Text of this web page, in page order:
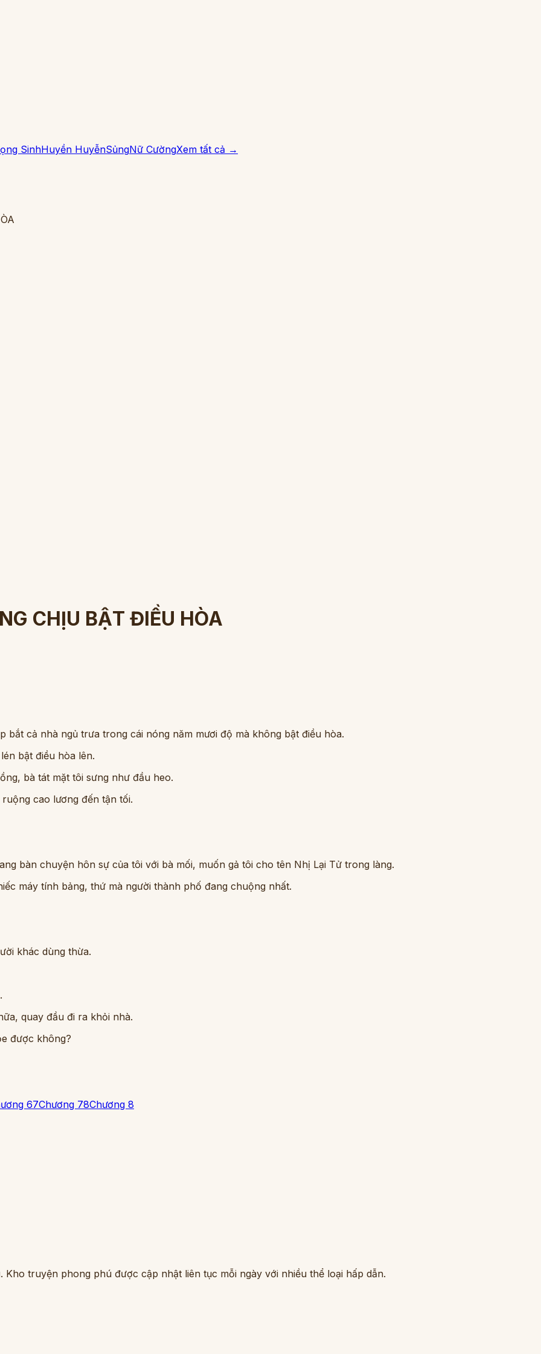
SinhHuyền HuyễnSủngNữ CườngXem tất cả →
CHỊU BẬT ĐIỀU HÒA
bắt cả nhà ngủ trưa trong cái nóng năm mươi độ mà không bật điều hòa.
bật điều hòa lên.
bà tát mặt tôi sưng như đầu heo.
cao lương đến tận tối.
bàn chuyện hôn sự của tôi với bà mối, muốn gả tôi cho tên Nhị Lại Tử trong làng.
máy tính bảng, thứ mà người thành phố đang chuộng nhất.
khác dùng thừa.
quay đầu đi ra khỏi nhà.
được không?
67Chương 78Chương 8
truyện phong phú được cập nhật liên tục mỗi ngày với nhiều thể loại hấp dẫn.